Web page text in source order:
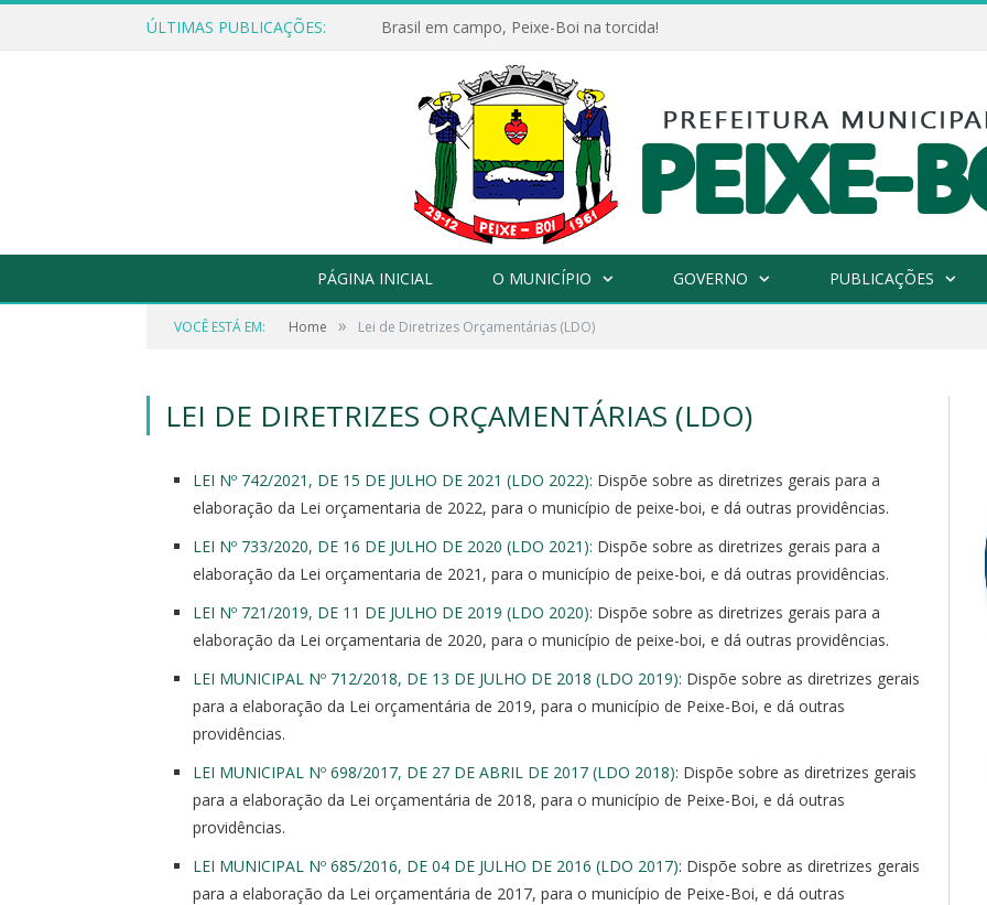
ÚLTIMAS PUBLICAÇÕES: Brasil em campo, Peixe-Boi na torcida!
PÁGINA INICIAL O MUNICÍPIO GOVERNO PUBLICAÇÕES
VOCÊ ESTÁ EM: Home » Lei de Diretrizes Orçamentárias (LDO)
LEI DE DIRETRIZES ORÇAMENTÁRIAS (LDO)
LEI Nº 742/2021, DE 15 DE JULHO DE 2021 (LDO 2022): Dispõe sobre as diretrizes gerais para a
elaboração da Lei orçamentaria de 2022, para o município de peixe-boi, e dá outras providências.
LEI Nº 733/2020, DE 16 DE JULHO DE 2020 (LDO 2021): Dispõe sobre as diretrizes gerais para a
elaboração da Lei orçamentaria de 2021, para o município de peixe-boi, e dá outras providências.
LEI Nº 721/2019, DE 11 DE JULHO DE 2019 (LDO 2020): Dispõe sobre as diretrizes gerais para a
elaboração da Lei orçamentaria de 2020, para o município de peixe-boi, e dá outras providências.
LEI MUNICIPAL Nº 712/2018, DE 13 DE JULHO DE 2018 (LDO 2019): Dispõe sobre as diretrizes gerais
para a elaboração da Lei orçamentária de 2019, para o município de Peixe-Boi, e dá outras
providências.
LEI MUNICIPAL Nº 698/2017, DE 27 DE ABRIL DE 2017 (LDO 2018): Dispõe sobre as diretrizes gerais
para a elaboração da Lei orçamentária de 2018, para o município de Peixe-Boi, e dá outras
providências.
LEI MUNICIPAL Nº 685/2016, DE 04 DE JULHO DE 2016 (LDO 2017): Dispõe sobre as diretrizes gerais
para a elaboração da Lei orçamentária de 2017, para o município de Peixe-Boi, e dá outras